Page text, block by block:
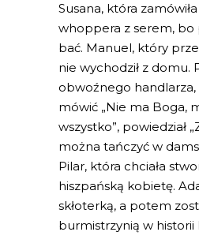
Susana, która
whoppera z serem, bo
bać. Manuel, który
nie wychodził z domu.
obwoźnego
mówić „Nie ma Boga,
wszystko”, powiedział
można tańczyć w
Pilar, która chciała
hiszpańską kobietę.
skłoterką, a potem
burmistrzynią w historii